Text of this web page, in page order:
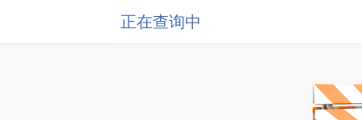
正在查询中